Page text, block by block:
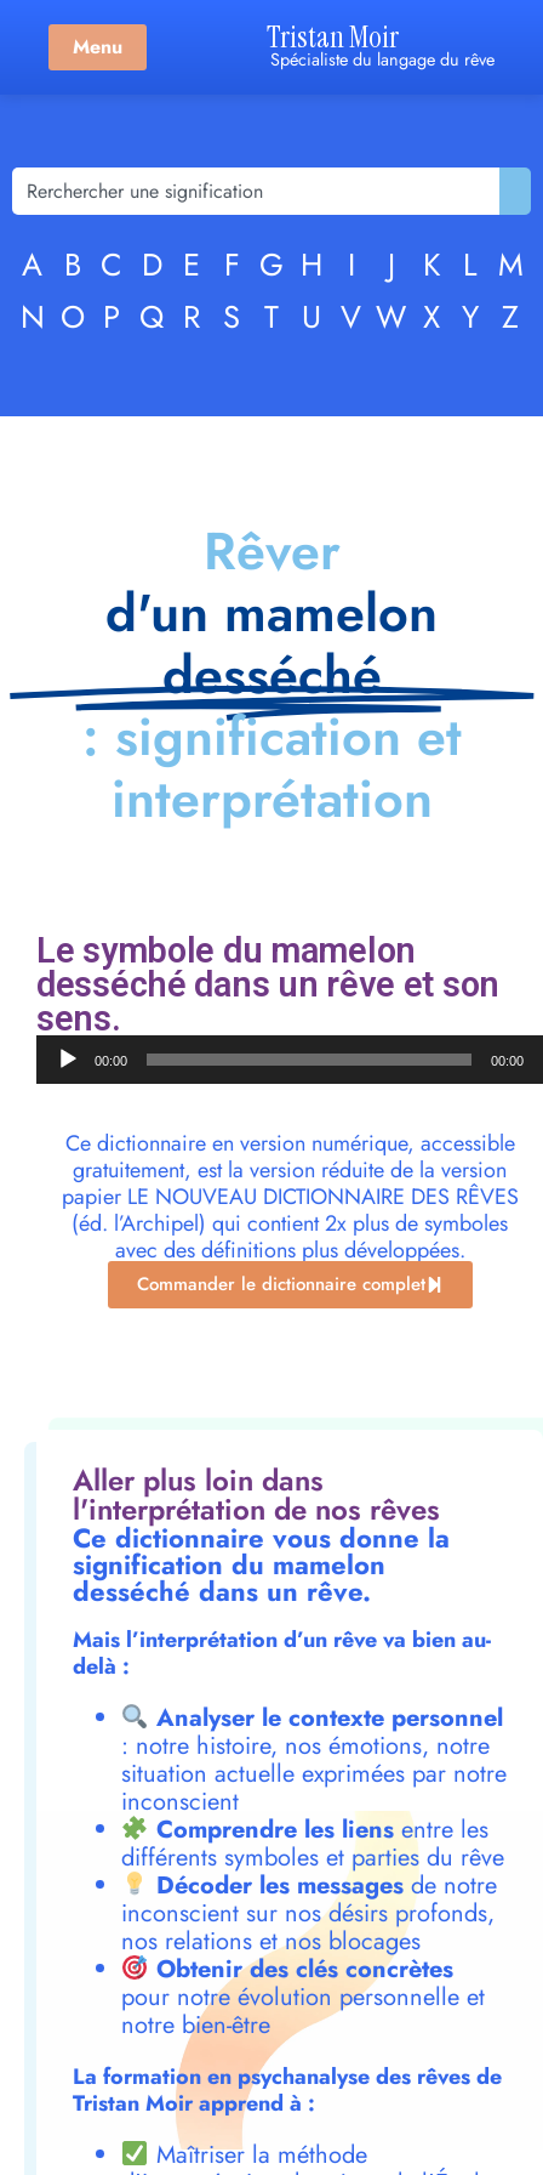
Menu Tristan Moir
Spécialiste du langage du rêve
A B C D E F G H I J K L M
N O P Q R S T U V W X Y Z
Rêver
d'un mamelon
desséché
: signification et
interprétation
Le symbole du mamelon
desséché dans un rêve et son
sens.
Lecteur
audio00:00 00:00
Ce dictionnaire en version numérique, accessible
gratuitement, est la version réduite de la version
papier LE NOUVEAU DICTIONNAIRE DES RÊVES
(éd. l’Archipel) qui contient 2x plus de symboles
avec des définitions plus développées.
Commander le dictionnaire complet
Aller plus loin dans
l'interprétation de nos rêves
Ce dictionnaire vous donne la
signification du mamelon
desséché dans un rêve.
Mais l’interprétation d’un rêve va bien au-
delà :
Analyser le contexte personnel
: notre histoire, nos émotions, notre
situation actuelle exprimées par notre
inconscient
Comprendre les liensentre les
différents symboles et parties du rêve
Décoder les messagesde notre
inconscient sur nos désirs profonds,
nos relations et nos blocages
Obtenir des clés concrètes
pour notre évolution personnelle et
notre bien-être
La formation en psychanalyse des rêves de
Tristan Moir apprend à :
Maîtriser la méthode